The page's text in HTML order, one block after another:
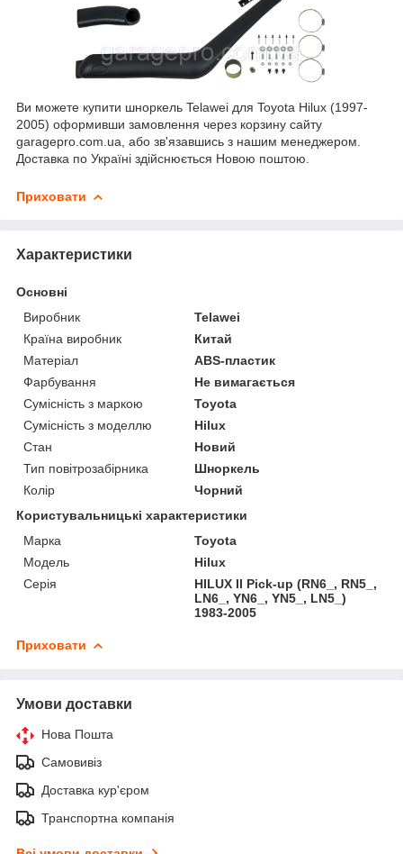
Ви можете купити шноркель Telawei для Toyota Hilux (1997-
2005) оформивши замовлення через корзину сайту
garagepro.com.ua, або зв'язавшись з нашим менеджером.
Доставка по Україні здійснюється Новою поштою.
Приховати
Характеристики
Основні
Виробник
Telawei
Країна виробник
Китай
Матеріал
ABS-пластик
Фарбування
Не вимагається
Сумісність з маркою
Toyota
Сумісність з моделлю
Hilux
Стан
Новий
Тип повітрозабірника
Шноркель
Колір
Чорний
Користувальницькі характеристики
Марка
Toyota
Модель
Hilux
Серія
HILUX II Pick-up (RN6_, RN5_,
LN6_, YN6_, YN5_, LN5_)
1983-2005
Приховати
Умови доставки
Нова Пошта
Самовивіз
Доставка кур'єром
Транспортна компанія